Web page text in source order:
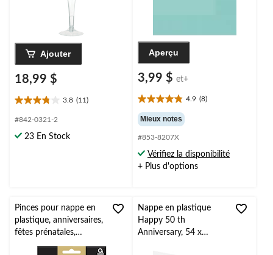
Ajouter
18,99 $
3.8 (11)
3.8
étoile(s)
5.
#842-0321-2
23 En Stock
Aperçu
3,99 $ et+
4.9 (8)
4.9
étoile(s)
sur
5.
8
évaluations
Mieux notes
#853-8207X
Vérifiez la disponibilité
+ Plus d'options
Pinces pour nappe en
plastique, anniversaires,
fêtes prénatales,
couleurs variées, paq. 4
Nappe en plastique
Happy 50 th
Anniversary, 54 x